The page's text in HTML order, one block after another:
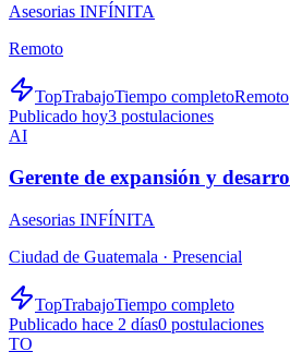
Asesorias INFÍNITA
Remoto
TopTrabajoTiempo completoRemoto
Publicado hoy3 postulaciones
AI
Gerente de expansión y
Asesorias INFÍNITA
Ciudad de Guatemala · Presencial
TopTrabajoTiempo completo
Publicado hace 2 días0 postulaciones
TO